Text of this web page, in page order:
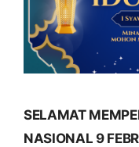
SELAMAT
NASIONAL 9